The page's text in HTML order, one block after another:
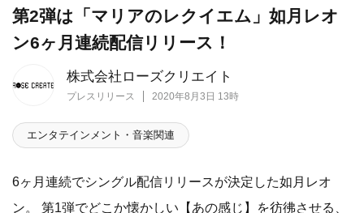
株式会社ローズクリエイト
プレスリリース 2020年8月3日 13時
第2弾は「マリアのレクイエム」如月レオ
ン6ヶ月連続配信リリース！
エンタテインメント・音楽関連
6ヶ月連続でシングル配信リリースが決定した如月レオ
ン。 第1弾でどこか懐かしい【あの感じ】を彷彿させる、